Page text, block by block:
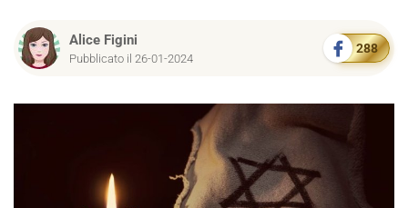
Alice Figini
Pubblicato il 26-01-2024
288